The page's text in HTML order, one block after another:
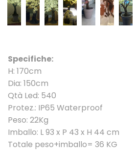
Specifiche:
H: 170cm
Dia: 150cm
Qtà Led: 540
Protez.: IP65 Waterproof
Peso: 22Kg
Imballo: L 93 x P 43 x H 44 cm
Totale peso+imballo= 36 KG